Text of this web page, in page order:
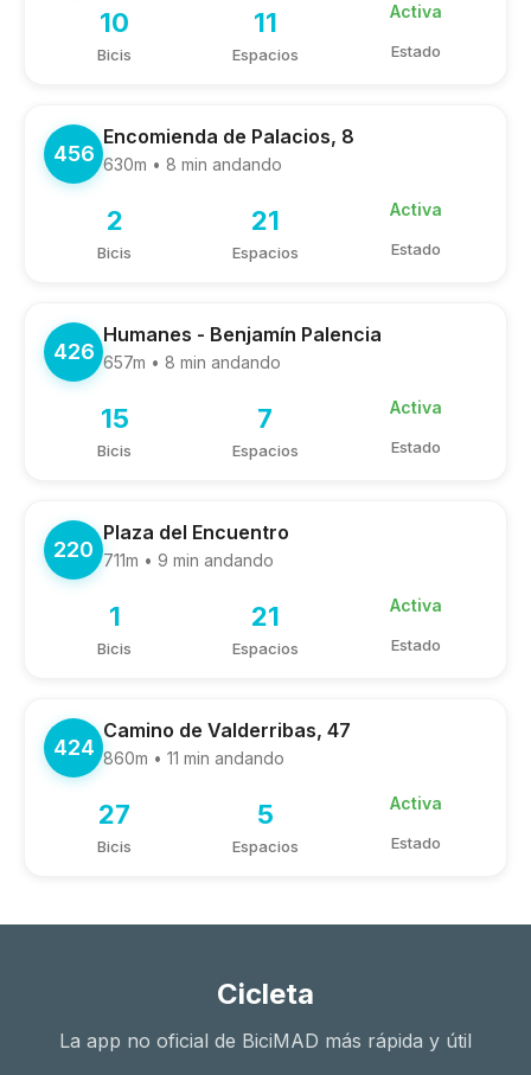
10
Bicis
11
Espacios
Activa
Estado
456
Encomienda de Palacios, 8
630m • 8 min andando
2
Bicis
21
Espacios
Activa
Estado
426
Humanes - Benjamín Palencia
657m • 8 min andando
15
Bicis
7
Espacios
Activa
Estado
220
Plaza del Encuentro
711m • 9 min andando
1
Bicis
21
Espacios
Activa
Estado
424
Camino de Valderribas, 47
860m • 11 min andando
27
Bicis
5
Espacios
Activa
Estado
Cicleta
La app no oficial de BiciMAD más rápida y útil